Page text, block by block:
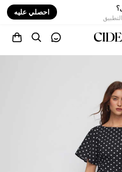
احصلي عليه